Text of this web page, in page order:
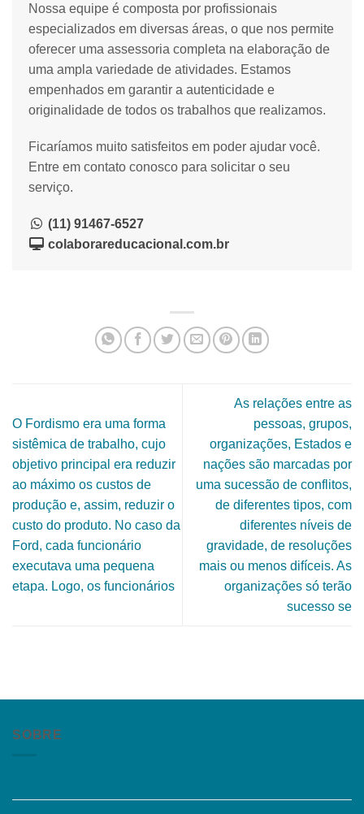
Nossa equipe é composta por profissionais
especializados em diversas áreas, o que nos permite
oferecer uma assessoria completa na elaboração de
uma ampla variedade de atividades. Estamos
empenhados em garantir a autenticidade e
originalidade de todos os trabalhos que realizamos.
Ficaríamos muito satisfeitos em poder ajudar você.
Entre em contato conosco para solicitar o seu
serviço.
(11) 91467-6527
colaborareducacional.com.br
O Fordismo era uma forma
sistêmica de trabalho, cujo
objetivo principal era reduzir
ao máximo os custos de
produção e, assim, reduzir o
custo do produto. No caso da
Ford, cada funcionário
executava uma pequena
etapa. Logo, os funcionários
As relações entre as
pessoas, grupos,
organizações, Estados e
nações são marcadas por
uma sucessão de conflitos,
de diferentes tipos, com
diferentes níveis de
gravidade, de resoluções
mais ou menos difíceis. As
organizações só terão
sucesso se
SOBRE